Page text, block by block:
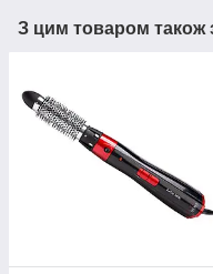
З цим товаром також